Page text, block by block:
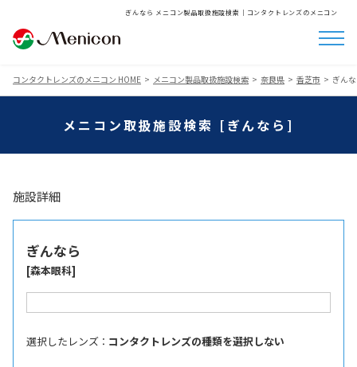
ぎんなら メニコン製品取扱施設検索│コンタクトレンズのメニコン
コンタクトレンズのメニコン HOME メニコン製品取扱施設検索 奈良県 香芝市 ぎん
メニコン取扱施設検索 [ぎんなら]
施設詳細
ぎんなら
[森本眼科]
選択したレンズ ： コンタクトレンズの種類を選択しない